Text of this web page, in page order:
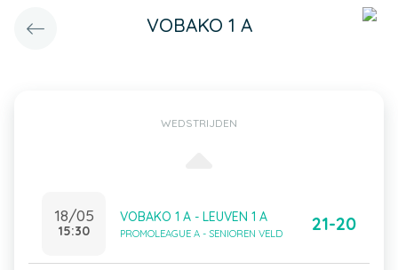
VOBAKO 1 A
WEDSTRIJDEN
18/05
15:30
VOBAKO 1 A - LEUVEN 1 A
PROMOLEAGUE A - SENIOREN VELD 21-20